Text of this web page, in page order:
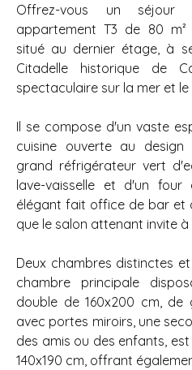
Offrez-vous un séjour
appartement T3 de 80 m²
situé au dernier étage, à
Citadelle historique de
spectaculaire sur la mer et
Il se compose d'un vaste
cuisine ouverte au
grand réfrigérateur vert
lave-vaisselle et d'un
élégant fait office de bar et
que le salon attenant invite
Deux chambres distinctes
chambre principale
double de 160x200 cm, de
avec portes miroirs, une
des amis ou des enfants,
140x190 cm, offrant